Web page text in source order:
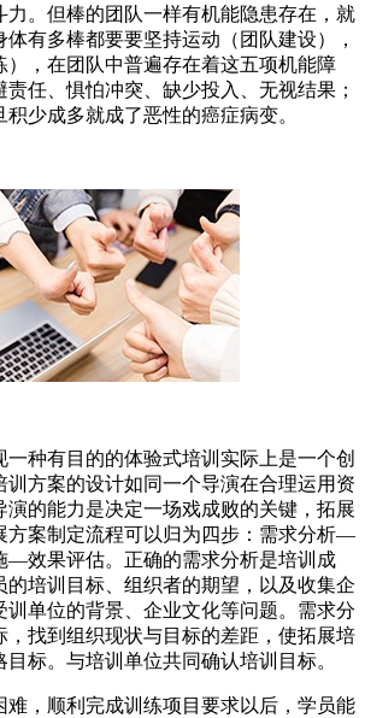
力。但棒的团队一样有机能隐患存在，就
有多棒都要要坚持运动（团队建设），
），在团队中普遍存在着这五项机能障
任、惧怕冲突、缺少投入、无视结果；
少成多就成了恶性的癌症病变。
种有目的的体验式培训实际上是一个创
训方案的设计如同一个导演在合理运用资
演的能力是决定一场戏成败的关键，拓展
方案制定流程可以归为四步：需求分析—
效果评估。正确的需求分析是培训成
的培训目标、组织者的期望，以及收集企
训单位的背景、企业文化等问题。需求分
，找到组织现状与目标的差距，使拓展培
标。与培训单位共同确认培训目标。
难，顺利完成训练项目要求以后，学员能